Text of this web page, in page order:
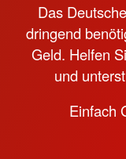
Das
dringend
Geld. Helfen
und
Einfach